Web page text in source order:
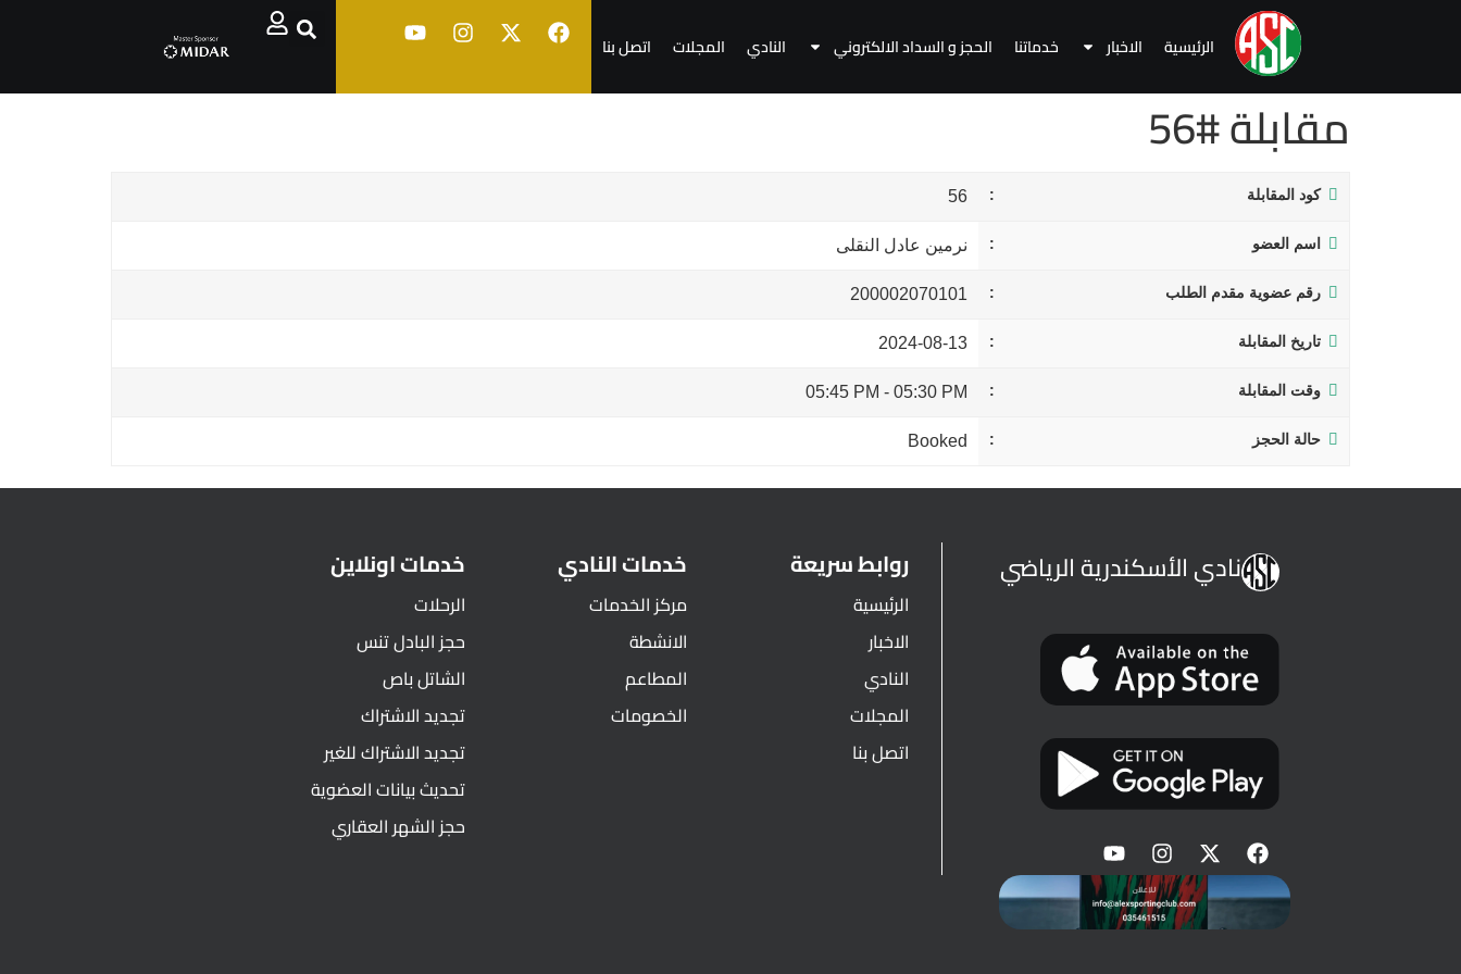
الرئيسية الاخبار خدماتنا الحجز و السداد الالكتروني النادي المجلات اتصل بنا
مقابلة #56
كود المقابلة 56
اسم العضو نرمين عادل النقلى
رقم عضوية مقدم الطلب 200002070101
تاريخ المقابلة 2024-08-13
وقت المقابلة 05:30 PM
-
05:45 PM
حالة الحجز Booked
نادي الأسكندرية الرياضي روابط سريعة
الرئيسية
الاخبار
النادي
المجلات
اتصل بنا
خدمات النادي
مركز الخدمات
الانشطة
المطاعم
الخصومات
خدمات اونلاين
الرحلات
حجز البادل تنس
الشاتل باص
تجديد الاشتراك
تجديد الاشتراك للغير
تحديث بيانات العضوية
حجز الشهر العقاري